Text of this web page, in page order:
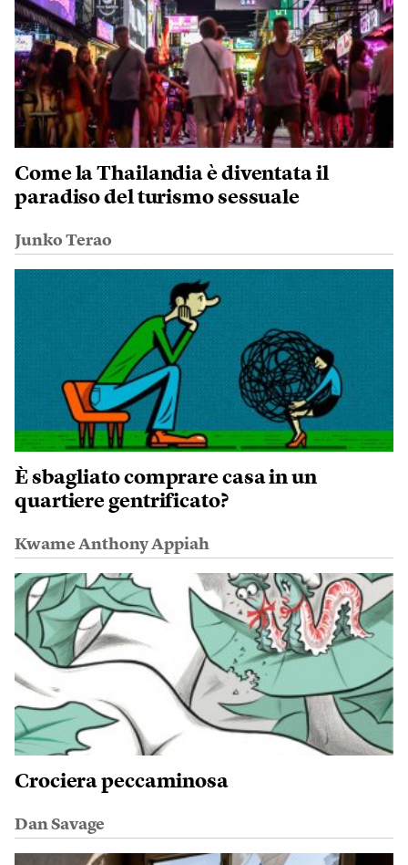
Come la Thailandia è diventata il
paradiso del turismo sessuale
Junko Terao
È sbagliato comprare casa in un
quartiere gentrificato?
Kwame Anthony Appiah
Crociera peccaminosa
Dan Savage